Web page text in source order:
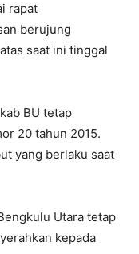
rapat
berujung
saat ini tinggal
BU tetap
20 tahun 2015.
yang berlaku saat
Utara tetap
kepada